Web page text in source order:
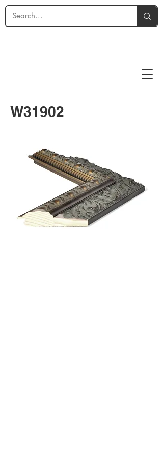
W31902